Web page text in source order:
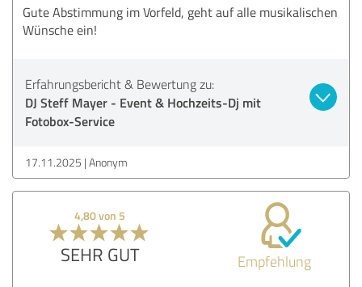
Gute Abstimmung im Vorfeld, geht auf alle musikalischen
Wünsche ein!
Erfahrungsbericht & Bewertung zu:
DJ Steff Mayer - Event & Hochzeits-Dj mit
Fotobox-Service
17.11.2025 Anonym
4,80 von 5
SEHR GUT Empfehlung